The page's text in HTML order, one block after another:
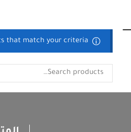
that match your criteria